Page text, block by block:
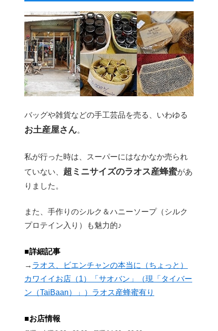
バッグや雑貨などの手工芸品を売る、いわゆる
お土産屋さん。
私が行った時は、スーパーにはなかなか売られ
ていない、 超ミニサイズのラオス産蜂蜜があ
りました。
また、手作りのシルク＆ハニーソープ（シルク
プロテイン入り）も魅力的♪
■詳細記事
→ ラオス、ビエンチャンの本当に（ちょっと）
カワイイお店（1）「サオバン」（現「タイバー
ン（TaiBaan）」）ラオス産蜂蜜有り
■お店情報